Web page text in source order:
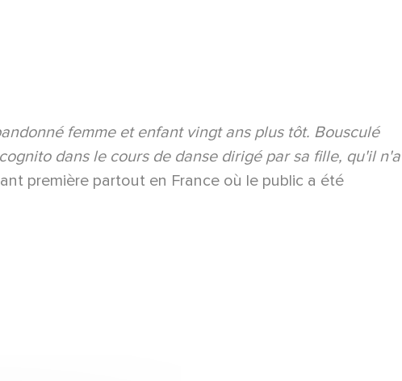
femme et enfant vingt ans plus tôt. Bousculé
dans le cours de danse dirigé par sa fille, qu'il n'a
première partout en France où le public a été